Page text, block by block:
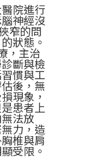
院進行
神經沒
窄的問
狀態。
，主治
斷與檢
慣與工
後，無
現象，
患者上
法放
力，造
椎與肩
受限。